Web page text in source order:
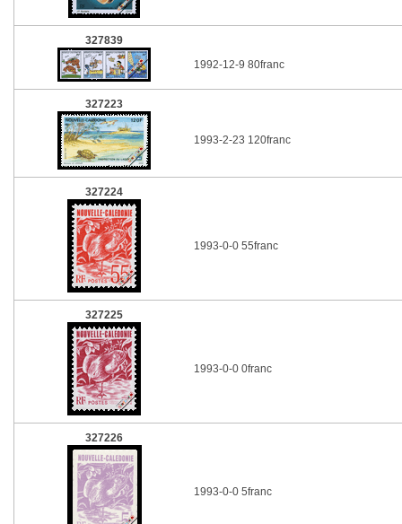
327839
1992-12-9 80franc
327223
1993-2-23 120franc
327224
1993-0-0 55franc
327225
1993-0-0 0franc
327226
1993-0-0 5franc